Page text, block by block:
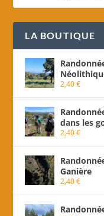
LA BOUTIQUE
2,40€
dans les
2,40€
Ganière
2,40€